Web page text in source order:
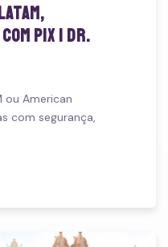
Pix | Dr.
ou American
com segurança,